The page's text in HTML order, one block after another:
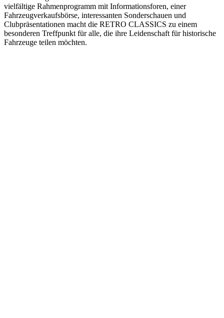
vielfältige Rahmenprogramm mit Informationsforen, einer
Fahrzeugverkaufsbörse, interessanten Sonderschauen und
Clubpräsentationen macht die RETRO CLASSICS zu einem
besonderen Treffpunkt für alle, die ihre Leidenschaft für historische
Fahrzeuge teilen möchten.